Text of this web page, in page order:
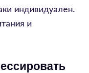
индивидуален.
и